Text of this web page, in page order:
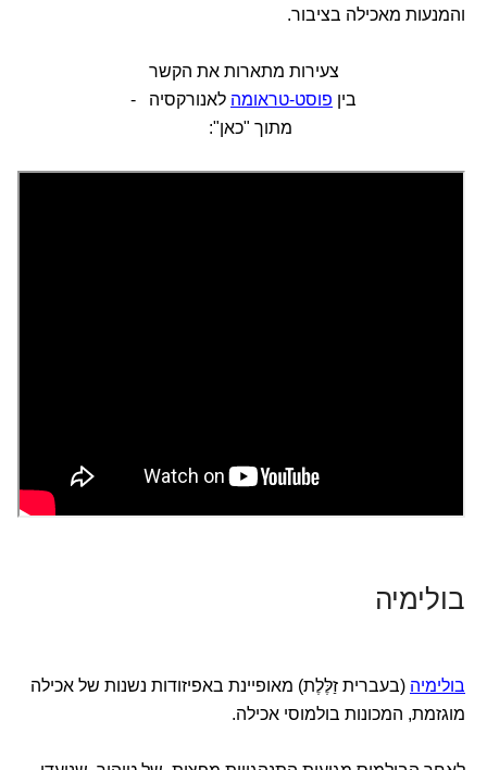
והמנעות מאכילה בציבור.
צעירות מתארות את הקשר
בין פוסט-טראומה לאנורקסיה -
מתוך "כאן":
בולימיה
בולימיה (בעברית זַלֶּלֶת) מאופיינת באפיזודות נשנות של אכילה
מוגזמת, המכונות בולמוסי אכילה.